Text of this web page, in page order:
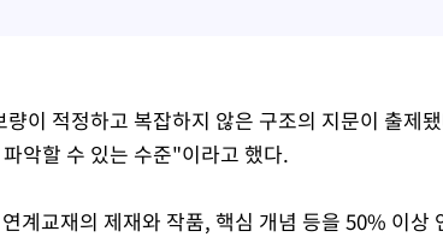
량이 적정하고 복잡하지 않은 구조의 지문이 출제
악할 수 있는 수준"이라고 했다.
계교재의 제재와 작품, 핵심 개념 등을 50% 이상